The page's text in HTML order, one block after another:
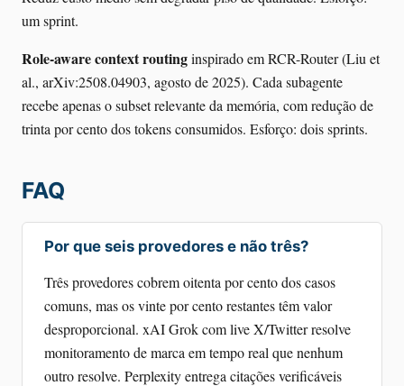
um sprint.
Role-aware context routinginspirado em RCR-Router (Liu et
al., arXiv:2508.04903, agosto de 2025). Cada subagente
recebe apenas o subset relevante da memória, com redução de
trinta por cento dos tokens consumidos. Esforço: dois sprints.
FAQ
Por que seis provedores e não três?
Três provedores cobrem oitenta por cento dos casos
comuns, mas os vinte por cento restantes têm valor
desproporcional. xAI Grok com live X/Twitter resolve
monitoramento de marca em tempo real que nenhum
outro resolve. Perplexity entrega citações verificáveis